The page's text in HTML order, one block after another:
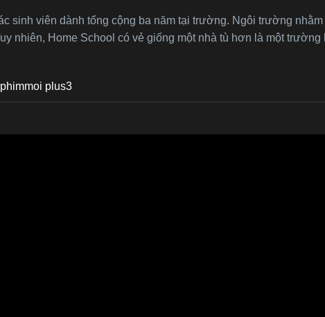
sinh viên dành tổng cộng ba năm tại trường. Ngôi trường
nhiên, Home School có vẻ giống một nhà tù hơn là một
phimmoi plus3